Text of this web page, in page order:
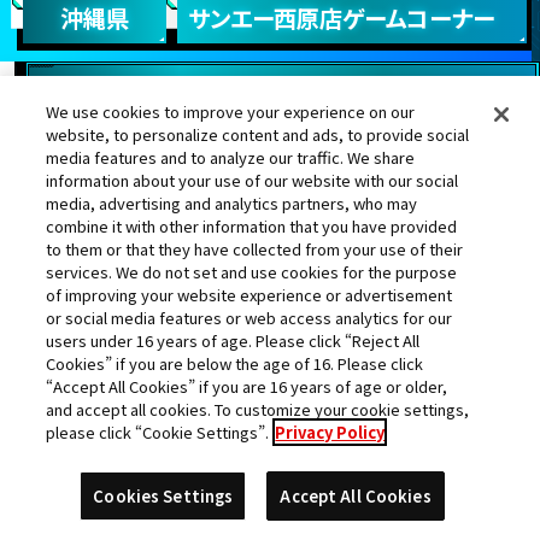
沖縄県 サンエー西原店ゲームコーナー
大神官 ロベル ヒット 暗黒ゴジータ
孫悟空：ゼノ ゴジータ：ＢＲ -
ランク更新日:2020年05月22日
26位 アイト
★獲得数
We use cookies to improve your experience on our
website, to personalize content and ads, to provide social
media features and to analyze our traffic. We share
information about your use of our website with our social
media, advertising and analytics partners, who may
combine it with other information that you have provided
to them or that they have collected from your use of their
services. We do not set and use cookies for the purpose
of improving your website experience or advertisement
or social media features or web access analytics for our
users under 16 years of age. Please click “Reject All
Cookies” if you are below the age of 16. Please click
“Accept All Cookies” if you are 16 years of age or older,
and accept all cookies. To customize your cookie settings,
please click “Cookie Settings”. Privacy Policy
Cookies Settings Accept All Cookies